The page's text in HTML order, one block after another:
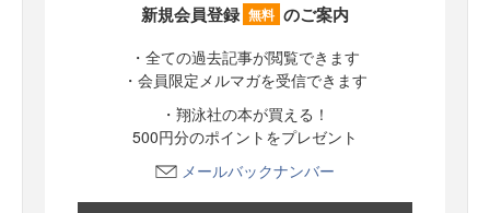
新規会員登録 無料 のご案内
・全ての過去記事が閲覧できます
・会員限定メルマガを受信できます
・翔泳社の本が買える！
500円分のポイントをプレゼント
メールバックナンバー